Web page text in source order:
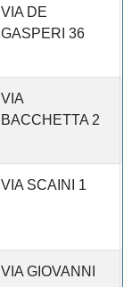
VIA DE
GASPERI 36
VIA
BACCHETTA 2
VIA SCAINI 1
VIA GIOVANNI